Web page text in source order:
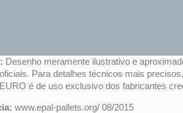
Desenho meramente ilustrativo e
Para detalhes técnicos mais
é de uso exclusivo dos fabricantes
www.epal-pallets.org/ 08/2015